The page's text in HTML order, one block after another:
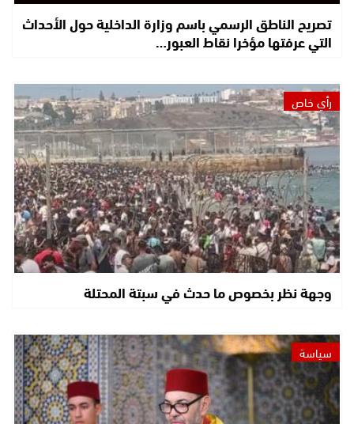
تصريح الناطق الرسمي باسم وزارة الداخلية حول الأحداث
التي عرفتها مؤخرا نقاط العبور…
رأي خاص
وجهة نظر بخصوص ما حدث في سبتة المحتلة
سياسة